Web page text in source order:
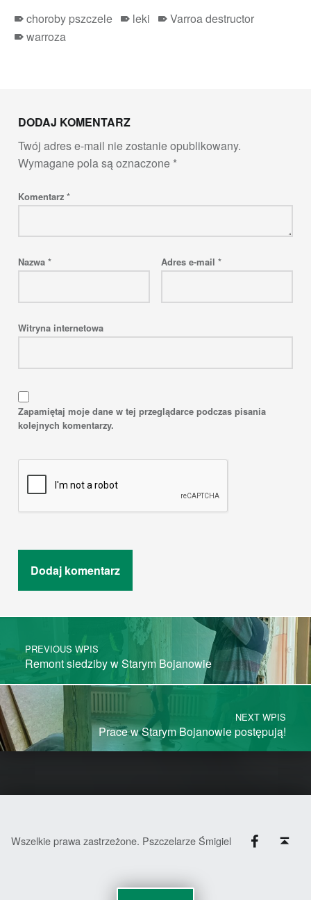
choroby pszczele leki
Varroa destructor
warroza
DODAJ KOMENTARZ
Twój adres e-mail nie zostanie opublikowany.
Wymagane pola są oznaczone *
Komentarz *
Nazwa * Adres e-mail *
Witryna internetowa
Zapamiętaj moje dane w tej przeglądarce podczas pisania
kolejnych komentarzy.
Post navigation
PREVIOUS WPIS
Remont siedziby w Starym Bojanowie
NEXT WPIS
Prace w Starym Bojanowie postępują!
Wszelkie prawa zastrzeżone. Pszczelarze Śmigiel